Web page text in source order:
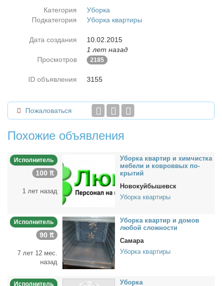
Категория
Уборка
Подкатегория
Уборка квартиры
Дата создания
10.02.2015
1 лет назад
Просмотров
2185
ID объявления 3155
Пожаловаться
Похожие объявления
Исполнитель
100 ₶
1 лет назад
Убор­ка квар­тир и хим­чист­ка
ме­бе­ли и ков­ро­в­вых по­
кры­тий
Новокуйбышевск
Уборка квартиры
Исполнитель
90 ₶
7 лет 12 мес.
назад
Убор­ка квар­тир и до­мов
лю­бой слож­но­сти
Самара
Уборка квартиры
Исполнитель
Убор­ка